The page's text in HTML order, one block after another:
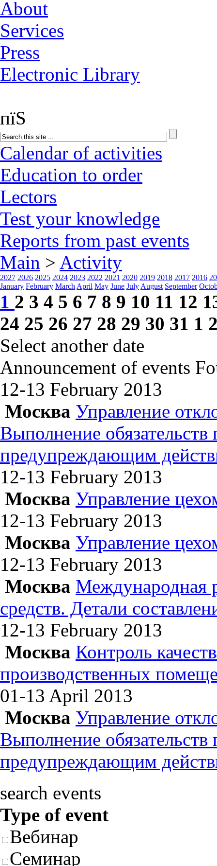
About
Services
Press
Electronic Library
пїЅ
Calendar of activities
Education to order
Lectors
Test your knowledge
Reports from past events
Main > Activity
2027 2026 2025 2024 2023 2022 2021 2020 2019 2018 2017 2016
January February March April May June July August September
1 2 3 4 5 6 7 8 9 10 11 12
24 25 26 27 28 29 30 31 1
Select another date
Announcement of events
12-13 February 2013
Москва Управление
Выполнение
предупреждающим
12-13 February 2013
Москва Управление
12-13 February 2013
Москва Управление
12-13 February 2013
Москва Международная
средств. Детали
12-13 February 2013
Москва Контроль
производственных
01-13 April 2013
Москва Управление
Выполнение
предупреждающим
search events
Type of event
Вебинар
Семинар